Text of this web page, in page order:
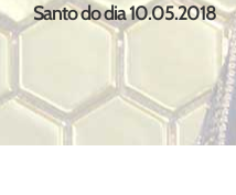
Santo do dia 10.05.2018